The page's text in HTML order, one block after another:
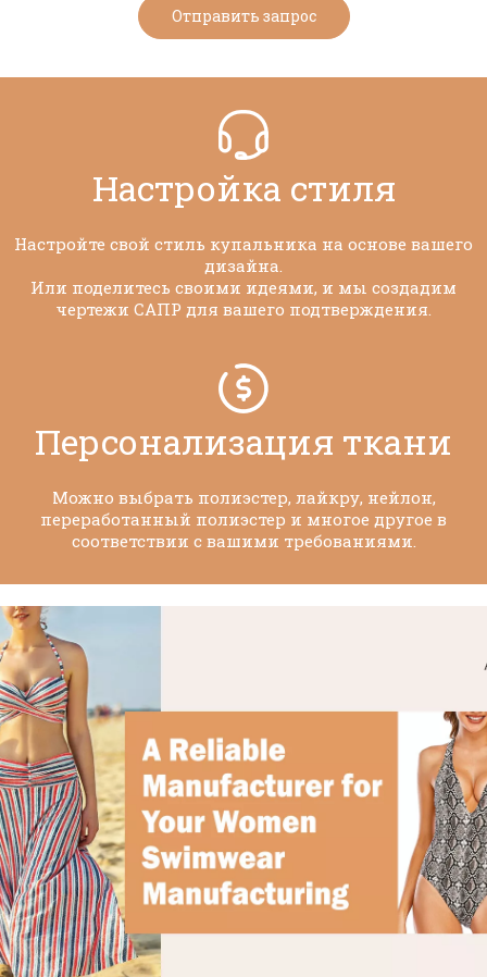
Отправить запрос
Настройка стиля​​​​​​​
Настройте свой стиль купальника на основе вашего
дизайна.
Или поделитесь своими идеями, и мы создадим
чертежи САПР для вашего подтверждения.
Персонализация ткани​​​​​​​
Можно выбрать полиэстер, лайкру, нейлон,
переработанный полиэстер и многое другое в
соответствии с вашими требованиями.